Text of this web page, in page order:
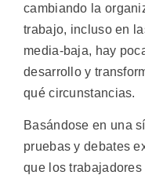
cambiando la
trabajo, incluso en
media-baja, hay
desarrollo y
qué circunstancias.
Basándose en una
pruebas y debates
que los